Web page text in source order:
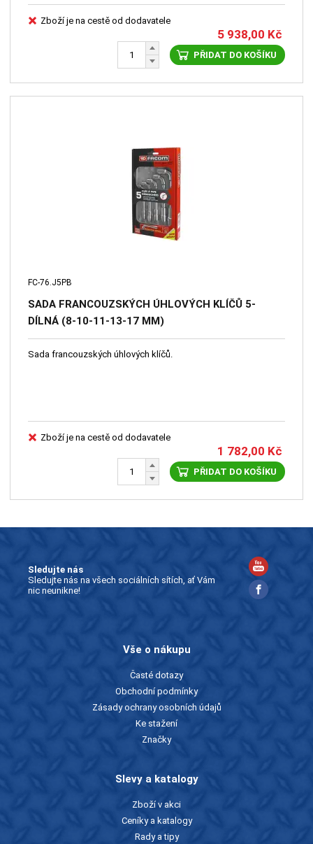
Zboží je na cestě od dodavatele
5 938,00 Kč
PŘIDAT DO KOŠÍKU
FC-76.J5PB
SADA FRANCOUZSKÝCH ÚHLOVÝCH KLÍČŮ 5-
DÍLNÁ (8-10-11-13-17 MM)
Sada francouzských úhlových klíčů.
Zboží je na cestě od dodavatele
1 782,00 Kč
PŘIDAT DO KOŠÍKU
Sledujte nás
Sledujte nás na všech sociálních sítích, ať Vám
nic neunikne!
Vše o nákupu
Časté dotazy
Obchodní podmínky
Zásady ochrany osobních údajů
Ke stažení
Značky
Slevy a katalogy
Zboží v akci
Ceníky a katalogy
Rady a tipy